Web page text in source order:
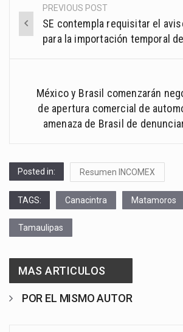
Post
navigation
PREVIOUS POST
SE contempla requisitar el
para la importación temporal
México y Brasil comenzarán
de apertura comercial de
amenaza de Brasil de
Posted in: Resumen INCOMEX
TAGS: Canacintra Matamoros
Tamaulipas
MAS ARTICULOS
POR EL MISMO AUTOR